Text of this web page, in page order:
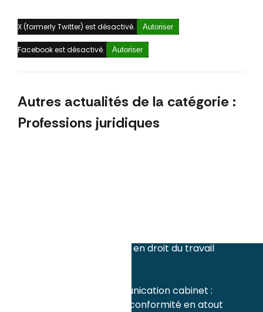
X (formerly Twitter) est désactivé. Autoriser
Facebook est désactivé. Autoriser
Autres actualités de la catégorie :
Professions juridiques
avocats spécialisés en droit du travail
RGPD levier communication cabinet :
transformez votre conformité en atout